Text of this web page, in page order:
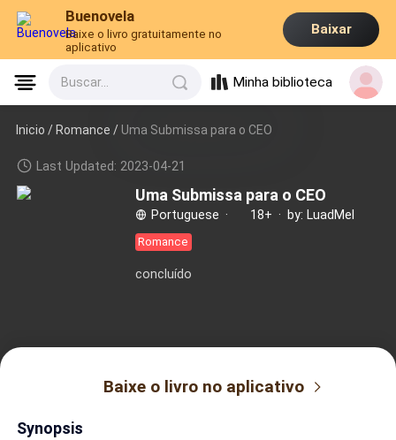
Buenovela
Baixe o livro gratuitamente no
aplicativo
Baixar
Buscar... Minha biblioteca
Inicio /Romance / Uma Submissa para o CEO
Last Updated: 2023-04-21
Uma Submissa para o CEO
Portuguese · 18+ · by: LuadMel
Romance
concluído
Baixe o livro no aplicativo
Synopsis